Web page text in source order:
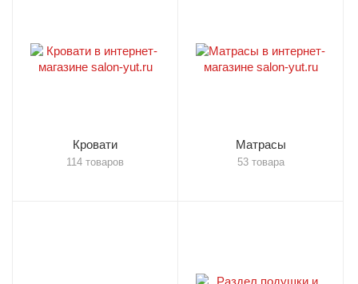
Кровати
114 товаров
Матрасы
53 товара